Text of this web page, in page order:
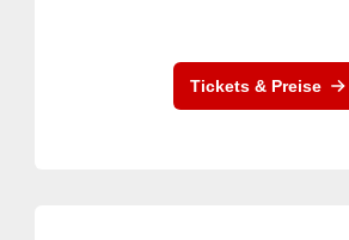
Tickets & Preise